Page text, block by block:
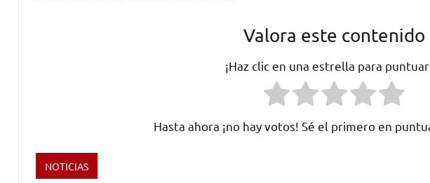
Valora este contenido
¡Haz clic en una estrella para
Hasta ahora ¡no hay votos! Sé el primero en
Etiquetado
NOTICIAS